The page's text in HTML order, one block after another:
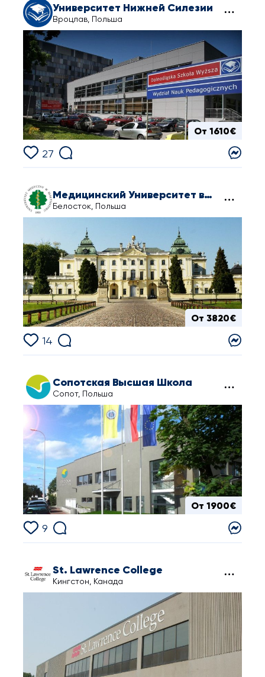
Университет Нижней Силезии
Вроцлав, Польша
От 1610€
27
Медицинский Университет в Белостоке
Белосток, Польша
От 3820€
14
Сопотская Высшая Школа
Сопот, Польша
От 1900€
9
St. Lawrence College
Кингстон, Канада